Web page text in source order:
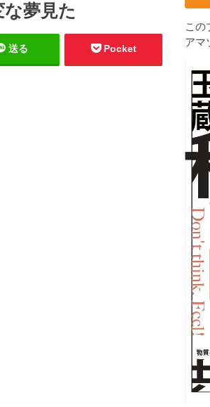
夢見た
送る Pocket
この
アマ